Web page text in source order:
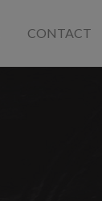
CONTACT